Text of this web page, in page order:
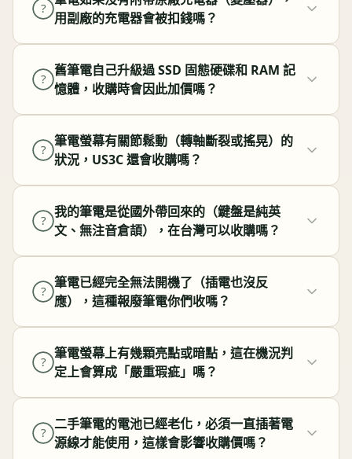
?
用副廠的充電器會被扣錢嗎？
?
舊筆電自己升級過 SSD 固態硬碟和 RAM 記
憶體，收購時會因此加價嗎？
?
筆電螢幕有關節鬆動（轉軸斷裂或搖晃）的
狀況，US3C 還會收購嗎？
?
我的筆電是從國外帶回來的（鍵盤是純英
文、無注音倉頡），在台灣可以收購嗎？
?
筆電已經完全無法開機了（插電也沒反
應），這種報廢筆電你們收嗎？
?
筆電螢幕上有幾顆亮點或暗點，這在機況判
定上會算成「嚴重瑕疵」嗎？
?
二手筆電的電池已經老化，必須一直插著電
源線才能使用，這樣會影響收購價嗎？